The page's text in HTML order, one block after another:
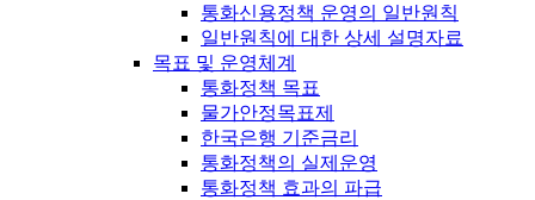
통화신용정책 운영의 일반원칙
일반원칙에 대한 상세 설명자료
목표 및 운영체계
통화정책 목표
물가안정목표제
한국은행 기준금리
통화정책의 실제운영
통화정책 효과의 파급